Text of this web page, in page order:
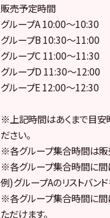
販売予定時間
グループA 10:00〜10:30
グループB 10:30〜11:00
グループC 11:00〜11:30
グループD 11:30〜12:00
グループE 12:00〜12:30
※上記時間はあくまで目安
ださい。
※各グループ集合時間は販
※各グループ集合時間に間
例)グループAのリストバ
※各グループ集合時間に間
ただけます。